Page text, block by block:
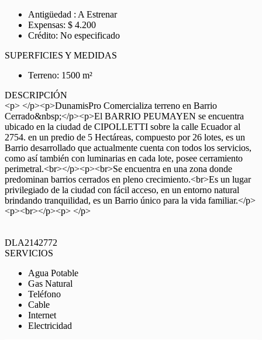
Antigüedad : A Estrenar
Expensas: $ 4.200
Crédito: No especificado
SUPERFICIES Y MEDIDAS
Terreno: 1500 m²
DESCRIPCIÓN
<p> </p><p>DunamisPro Comercializa terreno en Barrio
Cerrado&nbsp;</p><p>El BARRIO PEUMAYEN se encuentra
ubicado en la ciudad de CIPOLLETTI sobre la calle Ecuador al
2754. en un predio de 5 Hectáreas, compuesto por 26 lotes, es un
Barrio desarrollado que actualmente cuenta con todos los servicios,
como así también con luminarias en cada lote, posee cerramiento
perimetral.<br></p><p><br>Se encuentra en una zona donde
predominan barrios cerrados en pleno crecimiento.<br>Es un lugar
privilegiado de la ciudad con fácil acceso, en un entorno natural
brindando tranquilidad, es un Barrio único para la vida familiar.</p>
<p><br></p><p> </p>
DLA2142772
SERVICIOS
Agua Potable
Gas Natural
Teléfono
Cable
Internet
Electricidad